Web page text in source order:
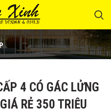
4 CÓ GÁC LỬNG
RẺ 350 TRIỆU